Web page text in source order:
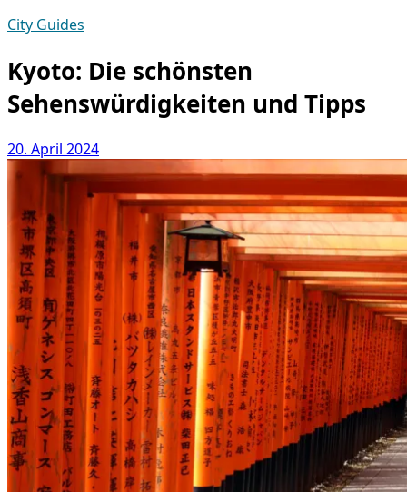
City Guides
Kyoto: Die schönsten
Sehenswürdigkeiten und Tipps
20. April 2024